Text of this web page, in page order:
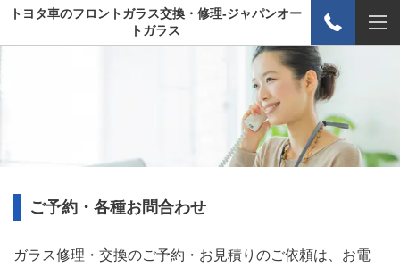
トヨタ車のフロントガラス交換・修理-ジャパンオー
トガラス
ご予約・各種お問合わせ
ガラス修理・交換のご予約・お見積りのご依頼は、お電